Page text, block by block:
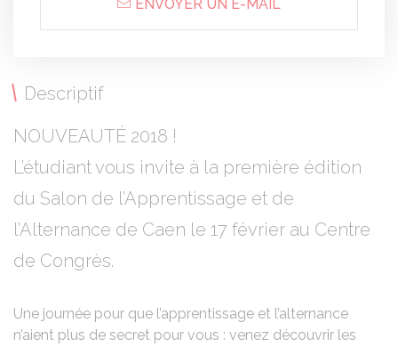
ENVOYER UN E-MAIL
Descriptif
NOUVEAUTÉ 2018 !
L’étudiant vous invite à la première édition
du Salon de l’Apprentissage et de
l’Alternance de Caen le 17 février au Centre
de Congrès.
Une journée pour que l’apprentissage et l’alternance
n’aient plus de secret pour vous : venez découvrir les